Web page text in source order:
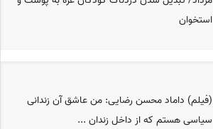
استخوان
(فیلم) داماد محسن رضایی: من عاشق آن زندانی
سیاسی هستم که از داخل زندان ...